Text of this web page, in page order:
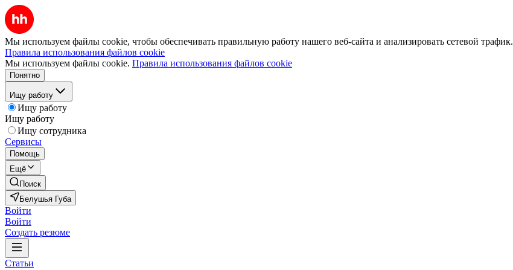
Мы используем файлы cookie, чтобы обеспечивать правильную работу нашего веб-сайта и анализировать сетевой трафик.
Правила использования файлов cookie
Мы используем файлы cookie. Правила использования файлов cookie
Понятно
Ищу работу
Ищу работу
Ищу работу
Ищу сотрудника
Сервисы
Помощь
Ещё
Поиск
Белушья Губа
Войти
Войти
Создать резюме
Статьи